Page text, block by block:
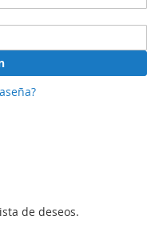
de deseos.